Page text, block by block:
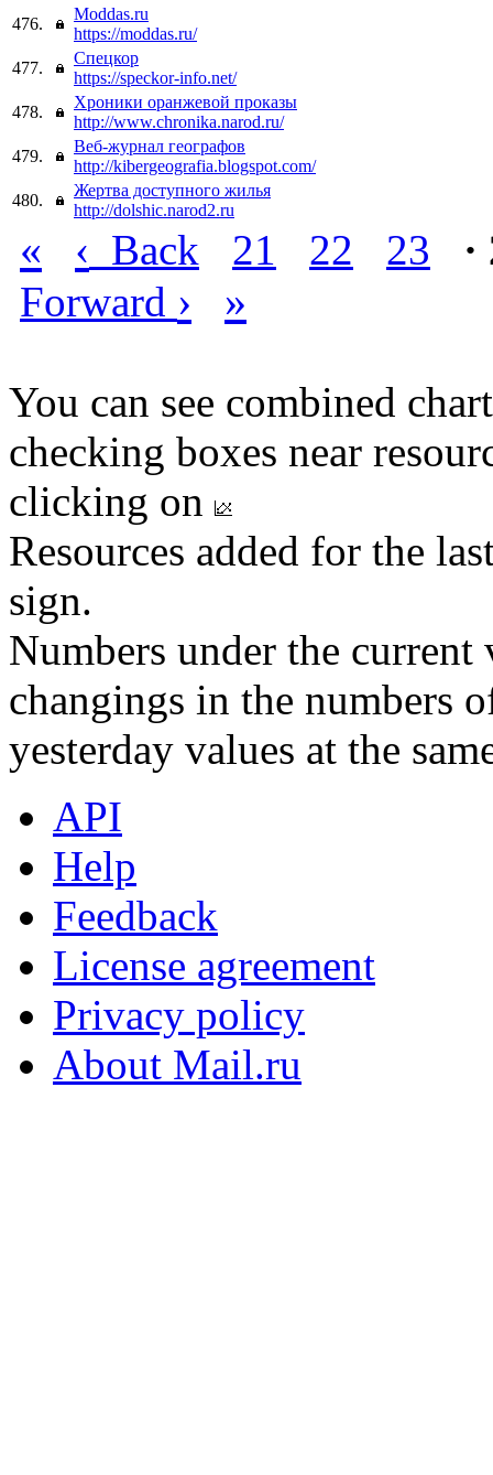
476.
Moddas.ru
https://moddas.ru/
477.
Спецкор
https://speckor-info.net/
478.
Хроники оранжевой проказы
http://www.chronika.narod.ru/
479.
Веб-журнал географов
http://kibergeografia.blogspot.com/
480.
Жертва доступного жилья
http://dolshic.narod2.ru
« ‹ Back 21 22 23
Forward › »
You can see combined
checking boxes near
clicking on
Resources added for the
sign.
Numbers under the
changings in the numbers
yesterday values at the
API
Help
Feedback
License agreement
Privacy policy
About Mail.ru